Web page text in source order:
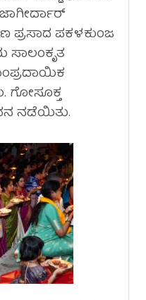
ಪ್ರಸಾದ ಪಕಳಕುಂಜ
ಗೋಸೂಕ್ತ
ನಡೆಯಿತು.